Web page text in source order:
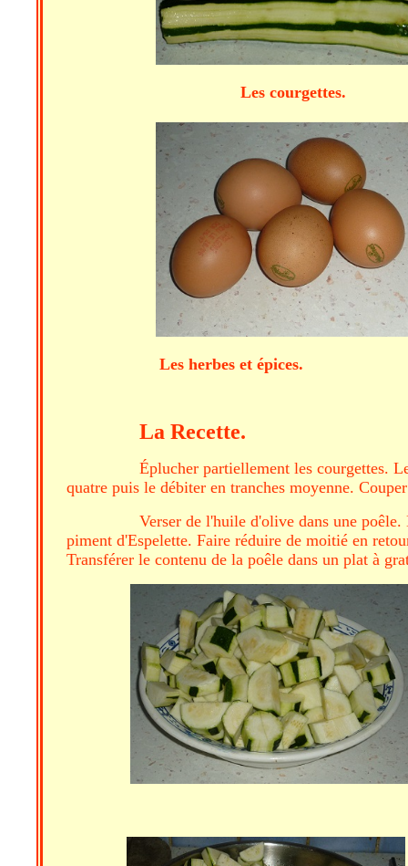
Les courgettes.
Les herbes et
La Recette.
Éplucher partiellement les courgettes.
quatre puis le débiter en tranches moyenne.
Verser de l'huile d'olive dans une
piment d'Espelette. Faire réduire de moitié en
Transférer le contenu de la poêle dans un plat à